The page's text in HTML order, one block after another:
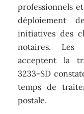
professionnels
déploiement
initiatives des
notaires. Les
acceptent la
3233-SD
temps de
postale.